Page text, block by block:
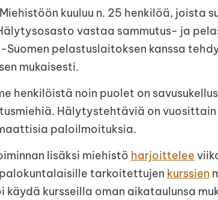
kuuluu n. 25 henkilöä, joista
vastaa sammutus- ja
pelastuslaitoksen kanssa
mukaisesti.
henkilöistä noin puolet on
Hälytystehtäviä on vuosittain
paloilmoituksia.
lisäksi miehistö harjoittelee
tarkoitettujen kurssien
käydä kursseilla oman aikataulunsa